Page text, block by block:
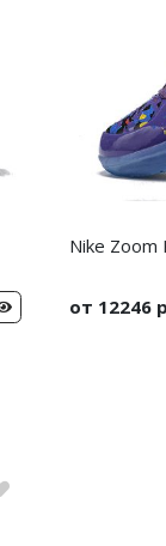
Nike
от 12246